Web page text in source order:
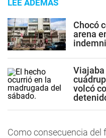
LEE ADEMÁS
Chocó
arena
Viajaba
volcó
Como consecuencia del